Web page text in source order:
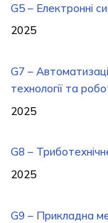
G5 – Електронні
2025
G7 –
технології та
2025
G8 –
2025
G9 – Прикладна